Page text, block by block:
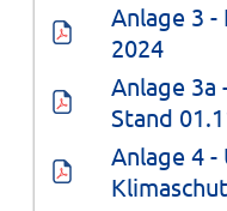
Anlage 3
2024
Anlage
Stand
Anlage 4